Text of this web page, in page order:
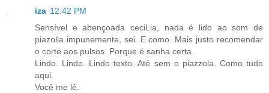
iza 12:42 PM
Sensível e abençoada ceciLia, nada é lido ao som de
piazolla impunemente, sei. E como. Mais justo recomendar
o corte aos pulsos. Porque é sanha certa.
Lindo. Lindo. Lindo texto. Até sem o piazzola. Como tudo
aqui.
Você me lê.